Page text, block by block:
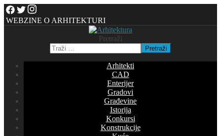
WEBZINE O ARHITEKTURI
Pretraži
Pretraži
Arhitekti
CAD
Enterijer
Gradovi
Građevine
Istorija
Konkursi
Konstrukcije